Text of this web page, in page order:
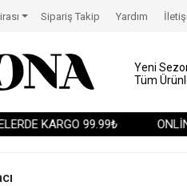
KARGO 99.99₺
Sipariş Takip Yardım
Yeni
Tüm